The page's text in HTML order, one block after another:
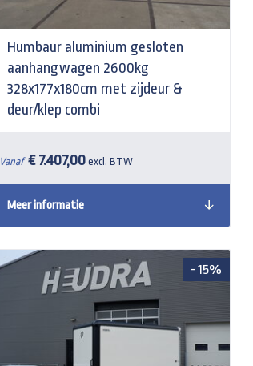
Humbaur aluminium gesloten
aanhangwagen 2600kg
328x177x180cm met zijdeur &
deur/klep combi
Vanaf € 7.407,00 excl. BTW
Meer informatie
- 15%